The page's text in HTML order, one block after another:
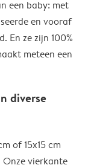
m² met een
een baby: met
en vooraf
En ze zijn 100%
meteen een
diverse
of 15x15 cm
Onze vierkante